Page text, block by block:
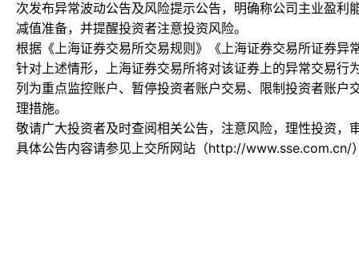
次发布异常波动公告及风险提示公告，明确称公司主业盈利
减值准备，并提醒投资者注意投资风险。
根据《上海证券交易所交易规则》《上海证券交易所证券异
针对上述情形，上海证券交易所将对该证券上的异常交易行
列为重点监控账户、暂停投资者账户交易、限制投资者账户
理措施。
敬请广大投资者及时查阅相关公告，注意风险，理性投资，
具体公告内容请参见上交所网站（http://www.sse.com.cn/